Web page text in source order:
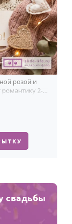
розой и
2-й
свадьбы